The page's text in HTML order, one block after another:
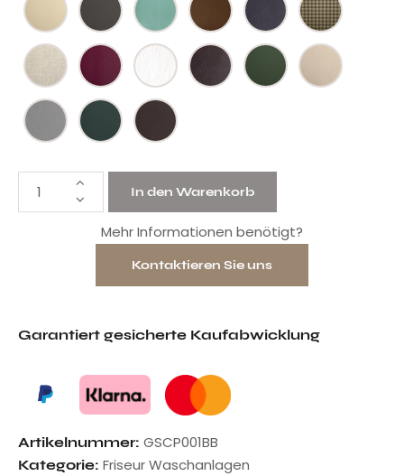
In den Warenkorb
Mehr Informationen benötigt?
Kontaktieren Sie uns
Garantiert gesicherte Kaufabwicklung
Artikelnummer: GSCP001BB
Kategorie: Friseur Waschanlagen